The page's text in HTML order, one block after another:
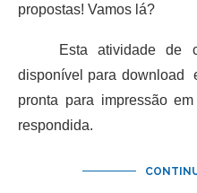
propostas! Vamos lá?
Esta atividade de
disponível para download
pronta para impressão
respondida.